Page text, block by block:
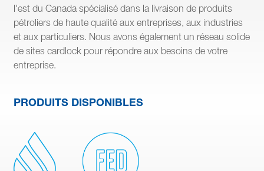
l'est du Canada spécialisé dans la livraison de produits
pétroliers de haute qualité aux entreprises, aux industries
et aux particuliers. Nous avons également un réseau solide
de sites cardlock pour répondre aux besoins de votre
entreprise.
PRODUITS DISPONIBLES